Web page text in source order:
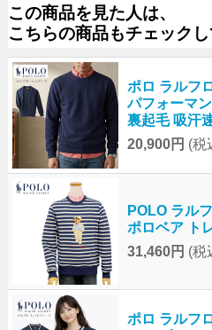
この商品を見た人は、
こちらの商品もチェックし
ポロ ラルフ
パフォーマ
裏起毛 吸汗
20,900円 (税
POLO ラル
ポロベア ト
31,460円 (税
ポロ ラルフ